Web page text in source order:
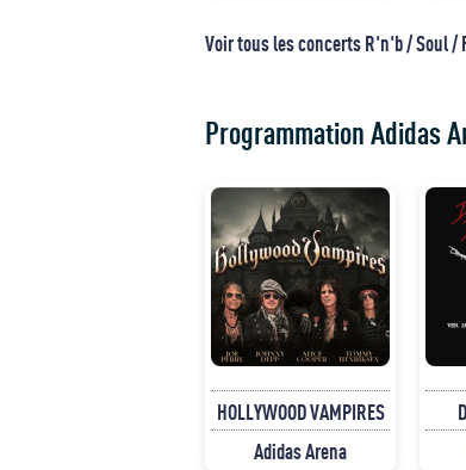
Voir tous les concerts R'n'b / Soul /
Programmation Adidas
HOLLYWOOD VAMPIRES
Adidas Arena